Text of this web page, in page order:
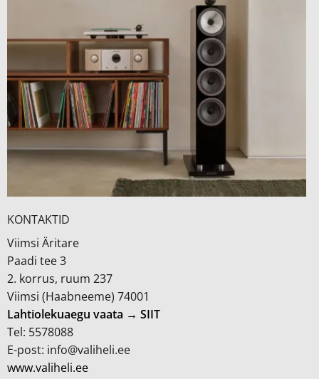
KONTAKTID
Viimsi Äritare
Paadi tee 3
2. korrus, ruum 237
Viimsi (Haabneeme) 74001
Lahtiolekuaegu vaata → SIIT
Tel: 5578088
E-post: info@valiheli.ee
www.valiheli.ee